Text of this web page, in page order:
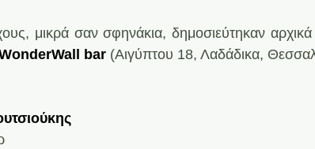
μικρά σαν σφηνάκια, δημοσιεύτηκαν
bar (Αιγύπτου 18, Λαδάδικα,